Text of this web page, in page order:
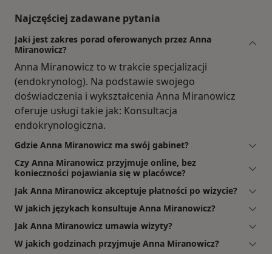
Najczęściej zadawane pytania
Jaki jest zakres porad oferowanych przez Anna
Miranowicz?
Anna Miranowicz to w trakcie specjalizacji
(endokrynolog). Na podstawie swojego
doświadczenia i wykształcenia Anna Miranowicz
oferuje usługi takie jak: Konsultacja
endokrynologiczna.
Gdzie Anna Miranowicz ma swój gabinet?
Czy Anna Miranowicz przyjmuje online, bez
konieczności pojawiania się w placówce?
Jak Anna Miranowicz akceptuje płatności po wizycie?
W jakich językach konsultuje Anna Miranowicz?
Jak Anna Miranowicz umawia wizyty?
W jakich godzinach przyjmuje Anna Miranowicz?